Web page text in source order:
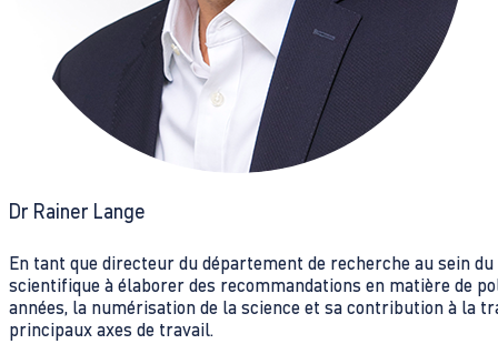
Dr Rainer Lange
En tant que directeur du département de recherche au sein
scientifique à élaborer des recommandations en matière de
années, la numérisation de la science et sa contribution à la
principaux axes de travail.